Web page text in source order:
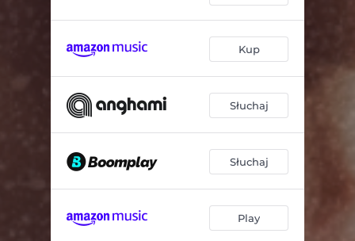
Kup
Słuchaj
Słuchaj
Play